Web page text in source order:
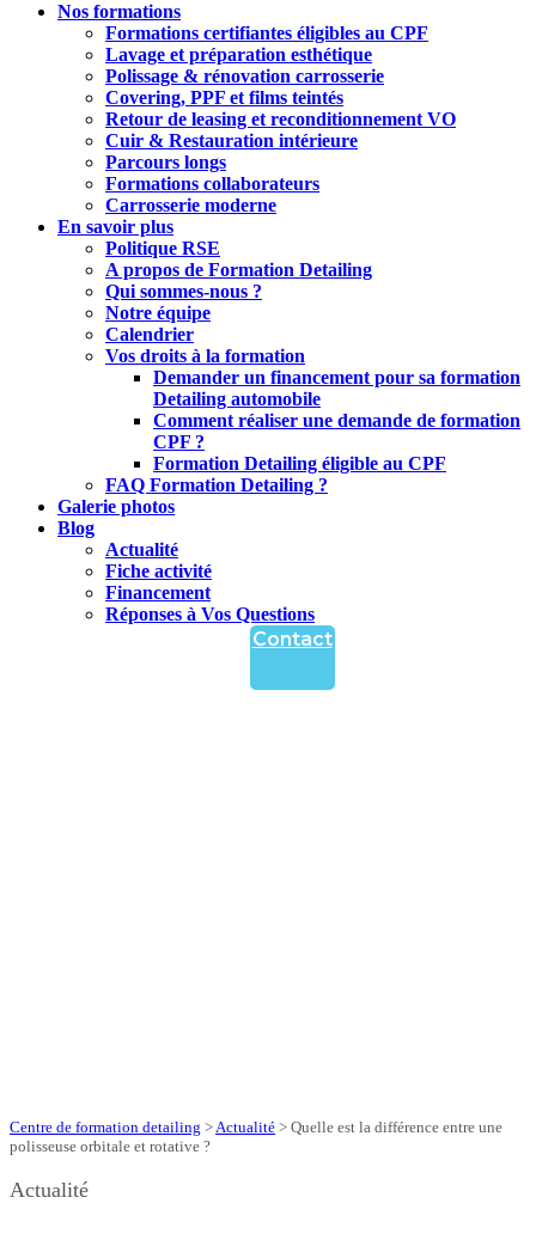
Nos formations
Formations certifiantes éligibles au CPF
Lavage et préparation esthétique
Polissage & rénovation carrosserie
Covering, PPF et films teintés
Retour de leasing et reconditionnement VO
Cuir & Restauration intérieure
Parcours longs
Formations collaborateurs
Carrosserie moderne
En savoir plus
Politique RSE
A propos de Formation Detailing
Qui sommes-nous ?
Notre équipe
Calendrier
Vos droits à la formation
Demander un financement pour sa formation
Detailing automobile
Comment réaliser une demande de formation
CPF ?
Formation Detailing éligible au CPF
FAQ Formation Detailing ?
Galerie photos
Blog
Actualité
Fiche activité
Financement
Réponses à Vos Questions
Contact
Centre de formation detailing >Actualité > Quelle est la différence entre une
polisseuse orbitale et rotative ?
Actualité